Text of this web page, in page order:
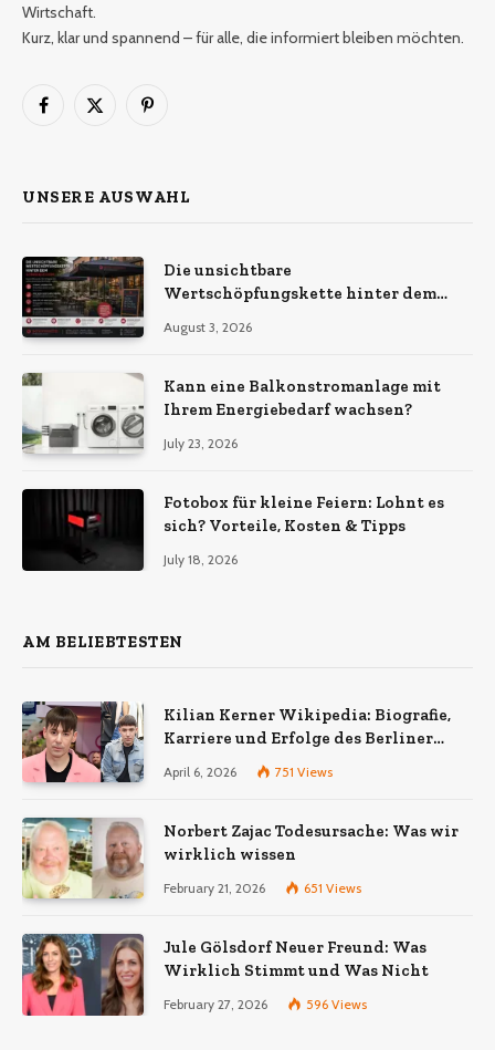
Wirtschaft.
Kurz, klar und spannend – für alle, die informiert bleiben möchten.
Facebook
X
Pinterest
UNSERE AUSWAHL
Die unsichtbare
Wertschöpfungskette hinter dem
Ökonomie, EU-Fertigung und
wirklich bedeuten
August 3, 2026
Kann eine Balkonstromanlage mit
Ihrem Energiebedarf wachsen?
July 23, 2026
Fotobox für kleine Feiern: Lohnt es
sich? Vorteile, Kosten & Tipps
July 18, 2026
AM BELIEBTESTEN
Kilian Kerner Wikipedia: Biografie,
Karriere und Erfolge des Berliner
Modedesigners
April 6, 2026 751 Views
Norbert Zajac Todesursache: Was wir
wirklich wissen
February 21, 2026 651 Views
Jule Gölsdorf Neuer Freund: Was
Wirklich Stimmt und Was Nicht
February 27, 2026 596 Views